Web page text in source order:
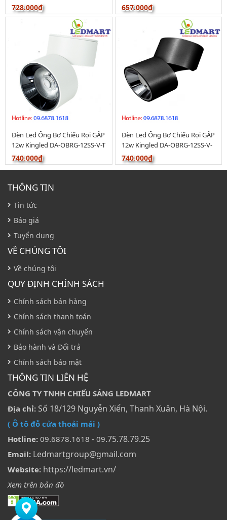
V230-CM
728.000₫
T230-CM
657.000₫
Đèn Led Ống Bơ Chiếu Rọi GẬP
12w Kingled DA-OBRG-12SS-V-T
740.000₫
Đèn Led Ống Bơ Chiếu Rọi GẬP
12w Kingled DA-OBRG-12SS-V-
D
740.000₫
THÔNG TIN
Tin tức
Báo giá
Tuyển dụng
VỀ CHÚNG TÔI
Về chúng tôi
QUY ĐỊNH CHÍNH SÁCH
Chính sách bán hàng
Chính sách thanh toán
Chính sách vận chuyển
Bảo hành và Đổi trả
Chính sách bảo mật
THÔNG TIN LIÊN HỆ
CÔNG TY TNHH CHIẾU SÁNG LEDMART
Địa chỉ: Số 18/129 Nguyễn Xiển, Thanh Xuân, Hà Nội.
( Ô tô đỗ cửa thoải mái )
Hotline: 09.6878.1618 - 09.75.78.79.25
Email: Ledmartgroup@gmail.com
Website: https://ledmart.vn/
Xem trên bản đồ